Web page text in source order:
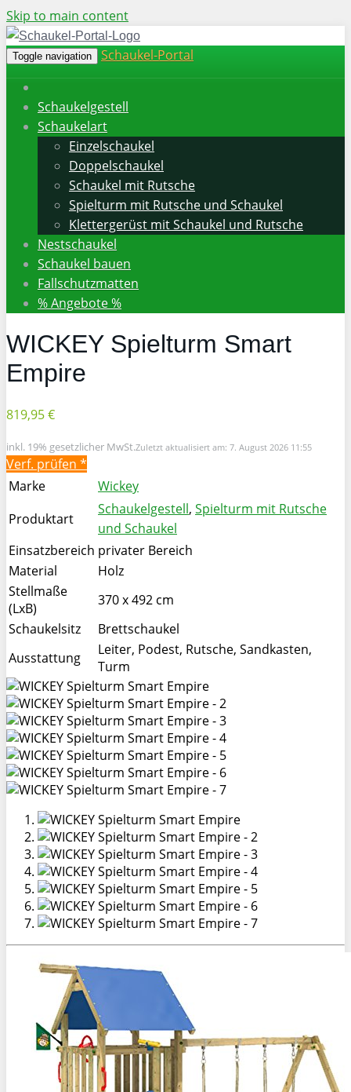
Skip to main content
Toggle navigation Schaukel-Portal
Schaukelgestell
Schaukelart
Einzelschaukel
Doppelschaukel
Schaukel mit Rutsche
Spielturm mit Rutsche und Schaukel
Klettergerüst mit Schaukel und Rutsche
Nestschaukel
Schaukel bauen
Fallschutzmatten
% Angebote %
WICKEY Spielturm Smart
Empire
819,95 €
inkl. 19% gesetzlicher MwSt.Zuletzt aktualisiert am: 7. August 2026 11:55
Verf. prüfen *
Marke
Wickey
Produktart
Schaukelgestell, Spielturm mit Rutsche
und Schaukel
Einsatzbereich privater Bereich
Material
Holz
Stellmaße
(LxB)
370 x 492 cm
Schaukelsitz
Brettschaukel
Ausstattung
Leiter, Podest, Rutsche, Sandkasten,
Turm